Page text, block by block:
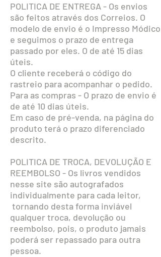
POLITICA DE ENTREGA - Os envios
são feitos através dos Correios. O
modelo de envio é o Impresso Módico
e seguimos o prazo de entrega
passado por eles. O de até 15 dias
úteis.
O cliente receberá o código do
rastreio para acompanhar o pedido.
Para as compras - O prazo de envio é
de até 10 dias úteis.
Em caso de pré-venda, na página do
produto terá o prazo diferenciado
descrito.
POLITICA DE TROCA, DEVOLUÇÃO E
REEMBOLSO - Os livros vendidos
nesse site são autografados
individualmente para cada leitor,
tornando desta forma inviável
qualquer troca, devolução ou
reembolso, pois, o produto jamais
poderá ser repassado para outra
pessoa.